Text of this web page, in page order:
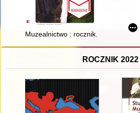
Muzealnictwo : rocznik. [Nr] 62 (2021)
ROCZNIK 2022